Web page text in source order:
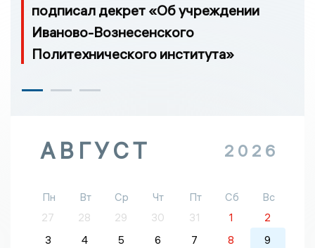
подписал декрет «Об учреждении
Иваново-Вознесенского
Политехнического института»
АВГУСТ 2026
Пн Вт Ср Чт Пт Сб
Вс
27
28 29 30 31 1
2
3
4 5 6 7 8 9